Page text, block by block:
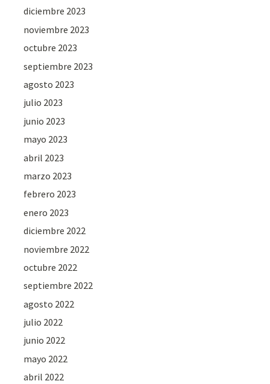
diciembre 2023
noviembre 2023
octubre 2023
septiembre 2023
agosto 2023
julio 2023
junio 2023
mayo 2023
abril 2023
marzo 2023
febrero 2023
enero 2023
diciembre 2022
noviembre 2022
octubre 2022
septiembre 2022
agosto 2022
julio 2022
junio 2022
mayo 2022
abril 2022